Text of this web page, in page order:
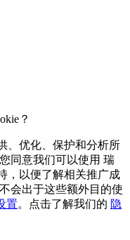
？
、优化、保护和分析所
同意我们可以使用 瑞
，以便了解相关推广成
会出于这些额外目的使
置。点击了解我们的 隐